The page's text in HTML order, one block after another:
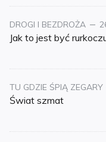
Kategoria
DROGI I BEZDROŻA
Jak to jest być
Kategoria
TU GDZIE ŚPIĄ ZEGARY
Świat szmat